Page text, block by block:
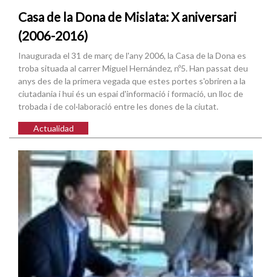
Casa de la Dona de Mislata: X aniversari
(2006-2016)
Inaugurada el 31 de març de l'any 2006, la Casa de la Dona es
troba situada al carrer Miguel Hernández, nº5. Han passat deu
anys des de la primera vegada que estes portes s'obriren a la
ciutadania i hui és un espai d'informació i formació, un lloc de
trobada i de col·laboració entre les dones de la ciutat.
Actualidad